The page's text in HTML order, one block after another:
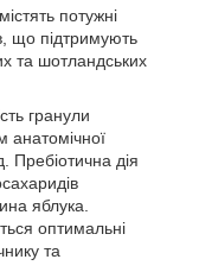
потужні
що підтримують
та шотландських
гранули
анатомічної
Пребіотична дія
яблука.
оптимальні
та